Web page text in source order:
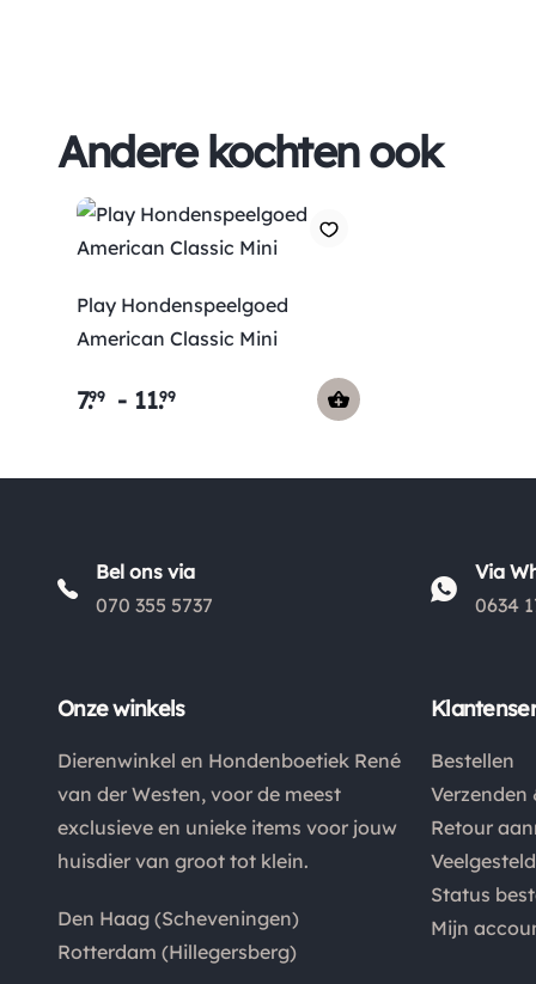
Andere kochten ook
Play Hondenspeelgoed
American Classic Mini
7.99 - 11.99
Bel ons via
070 355 5737
Via
0634
Onze winkels
Dierenwinkel en Hondenboetiek René
van der Westen, voor de meest
exclusieve en unieke items voor jouw
huisdier van groot tot klein.
Den Haag (Scheveningen)
Rotterdam (Hillegersberg)
Bestellen
Verzenden
Retour
Status
Mijn